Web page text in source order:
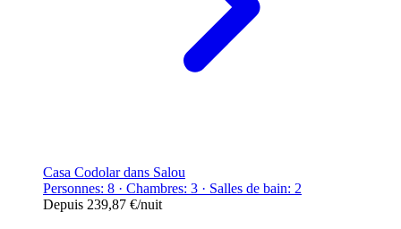
Casa Codolar dans Salou
Personnes: 8 · Chambres: 3 · Salles de bain: 2
Depuis 239,87 €/nuit